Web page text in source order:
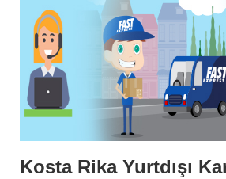
Kosta Rika Yurtdışı